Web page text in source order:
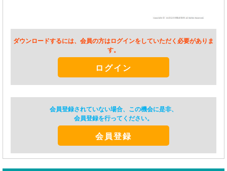
ダウンロードするには、会員の方はログインをしていただく必要がありま
す。
ログイン
会員登録されていない場合、この機会に是非、
会員登録を行ってください。
会員登録